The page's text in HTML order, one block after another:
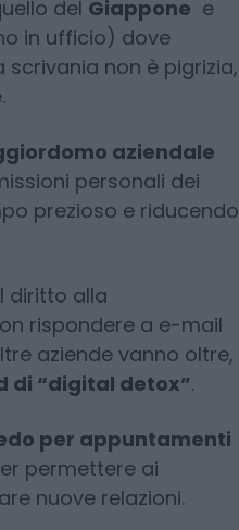
del Giappone e
in ufficio) dove
scrivania non è pigrizia,
aziendale
personali dei
prezioso e riducendo
diritto alla
rispondere a e-mail
aziende vanno oltre,
di “digital detox”.
per appuntamenti
permettere ai
nuove relazioni.